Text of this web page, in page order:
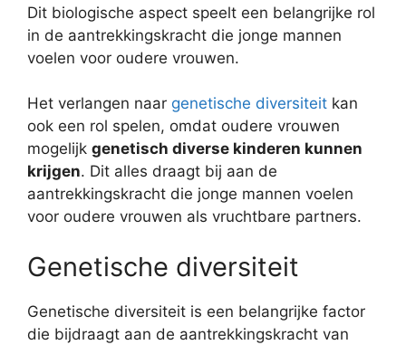
Dit biologische aspect speelt een belangrijke rol
in de aantrekkingskracht die jonge mannen
voelen voor oudere vrouwen.
Het verlangen naar genetische diversiteit kan
ook een rol spelen, omdat oudere vrouwen
mogelijk genetisch diverse kinderen kunnen
krijgen. Dit alles draagt bij aan de
aantrekkingskracht die jonge mannen voelen
voor oudere vrouwen als vruchtbare partners.
Genetische diversiteit
Genetische diversiteit is een belangrijke factor
die bijdraagt aan de aantrekkingskracht van